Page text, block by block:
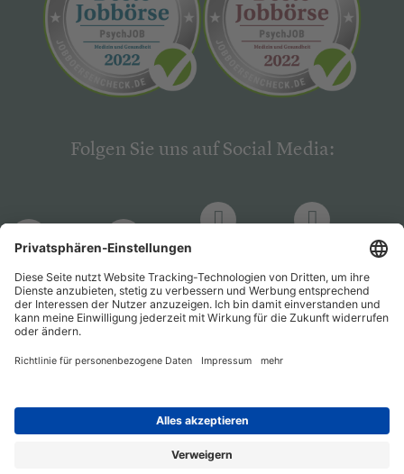
Folgen Sie uns auf Social Media:
PsychJOB PsychJOB
Hogrefe
Verlag
Hogrefe
Verlag